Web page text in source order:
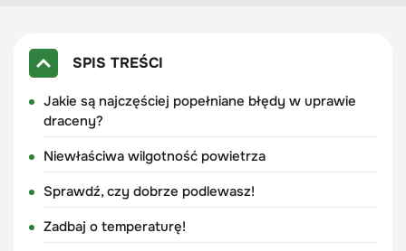
SPIS TREŚCI
Jakie są najczęściej popełniane błędy w uprawie
draceny?
Niewłaściwa wilgotność powietrza
Sprawdź, czy dobrze podlewasz!
Zadbaj o temperaturę!